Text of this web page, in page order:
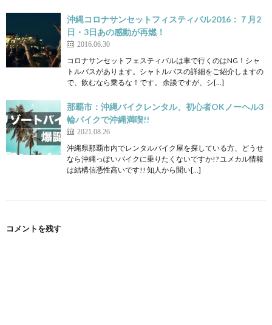
沖縄コロナサンセットフィスティバル2016：７月2
日・3日あの感動が再燃！
2016.06.30
コロナサンセットフェスティバルは車で行くのはNG！シャ
トルバスがあります。シャトルバスの詳細をご紹介しますの
で、飲むなら乗るな！です。 余談ですが、シ[…]
那覇市：沖縄バイクレンタル、初心者OKノーヘル3
輪バイクで沖縄満喫!!
2021.08.26
沖縄県那覇市内でレンタルバイク屋を探している方、どうせ
なら沖縄っぽいバイクに乗りたくないですか!? ユメカル情報
は結構信憑性高いです!! 知人から聞い[…]
コメントを残す